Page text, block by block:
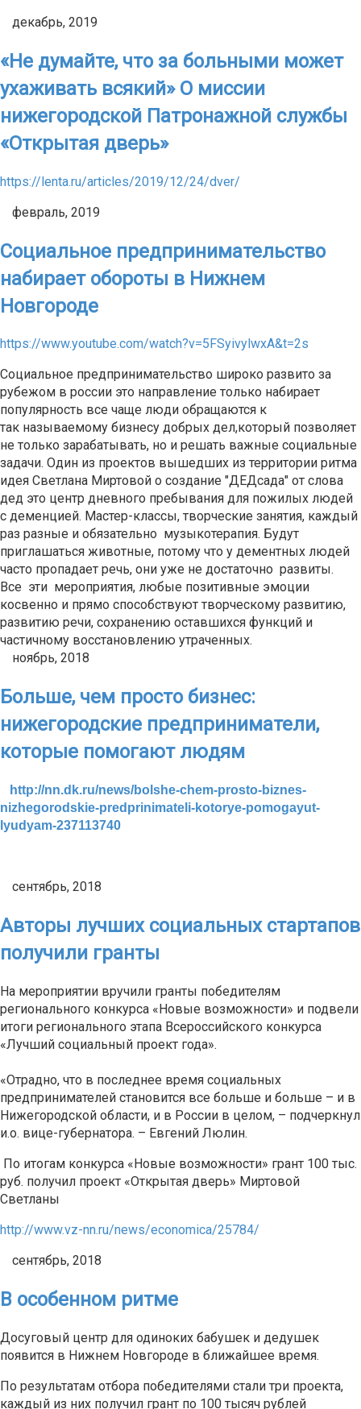
декабрь, 2019
«Не думайте, что за больными может
ухаживать всякий» О миссии
нижегородской Патронажной службы
«Открытая дверь»
https://lenta.ru/articles/2019/12/24/dver/
февраль, 2019
Социальное предпринимательство
набирает обороты в Нижнем
Новгороде
https://www.youtube.com/watch?v=5FSyivylwxA&t=2s
Социальное предпринимательство широко развито за
рубежом в россии это направление только набирает
популярность все чаще люди обращаются к
так называемому бизнесу добрых дел,который позволяет
не только зарабатывать, но и решать важные социальные
задачи. Один из проектов вышедших из территории ритма
идея Светлана Миртовой о создание "ДЕДсада" от слова
дед это центр дневного пребывания для пожилых людей
с деменцией. Мастер-классы, творческие занятия, каждый
раз разные и обязательно музыкотерапия. Будут
приглашаться животные, потому что у дементных людей
часто пропадает речь, они уже не достаточно развиты.
Все эти мероприятия, любые позитивные эмоции
косвенно и прямо способствуют творческому развитию,
развитию речи, сохранению оставшихся функций и
частичному восстановлению утраченных.
ноябрь, 2018
Больше, чем просто бизнес:
нижегородские предприниматели,
которые помогают людям
http://nn.dk.ru/news/bolshe-chem-prosto-biznes-
nizhegorodskie-predprinimateli-kotorye-pomogayut-
lyudyam-237113740
сентябрь, 2018
Авторы лучших социальных стартапов
получили гранты
На мероприятии вручили гранты победителям
регионального конкурса «Новые возможности» и подвели
итоги регионального этапа Всероссийского конкурса
«Лучший социальный проект года».
«Отрадно, что в последнее время социальных
предпринимателей становится все больше и больше – и в
Нижегородской области, и в России в целом, – подчеркнул
и.о. вице-губернатора. – Евгений Люлин.
По итогам конкурса «Новые возможности» грант 100 тыс.
руб. получил проект «Открытая дверь» Миртовой
Светланы
http://www.vz-nn.ru/news/economica/25784/
сентябрь, 2018
В особенном ритме
Досуговый центр для одиноких бабушек и дедушек
появится в Нижнем Новгороде в ближайшее время.
По результатам отбора победителями стали три проекта,
каждый из них получил грант по 100 тысяч рублей